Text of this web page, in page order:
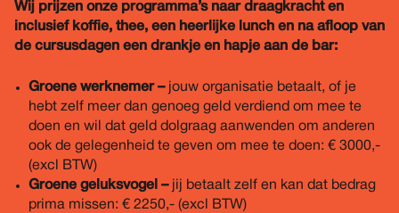
Wij prijzen onze programma’s naar draagkracht en
inclusief koffie, thee, een heerlijke lunch en na afloop van
de cursusdagen een drankje en hapje aan de bar:
Groene werknemer – jouw organisatie betaalt, of je
hebt zelf meer dan genoeg geld verdiend om mee te
doen en wil dat geld dolgraag aanwenden om anderen
ook de gelegenheid te geven om mee te doen: € 3000,-
(excl BTW)
Groene geluksvogel – jij betaalt zelf en kan dat bedrag
prima missen: € 2250,- (excl BTW)